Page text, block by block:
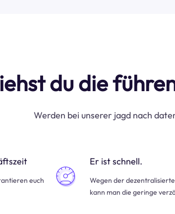
du die
Werden bei unserer jagd nach
euch
Er ist schnell.
Wegen der
kann man die geringe